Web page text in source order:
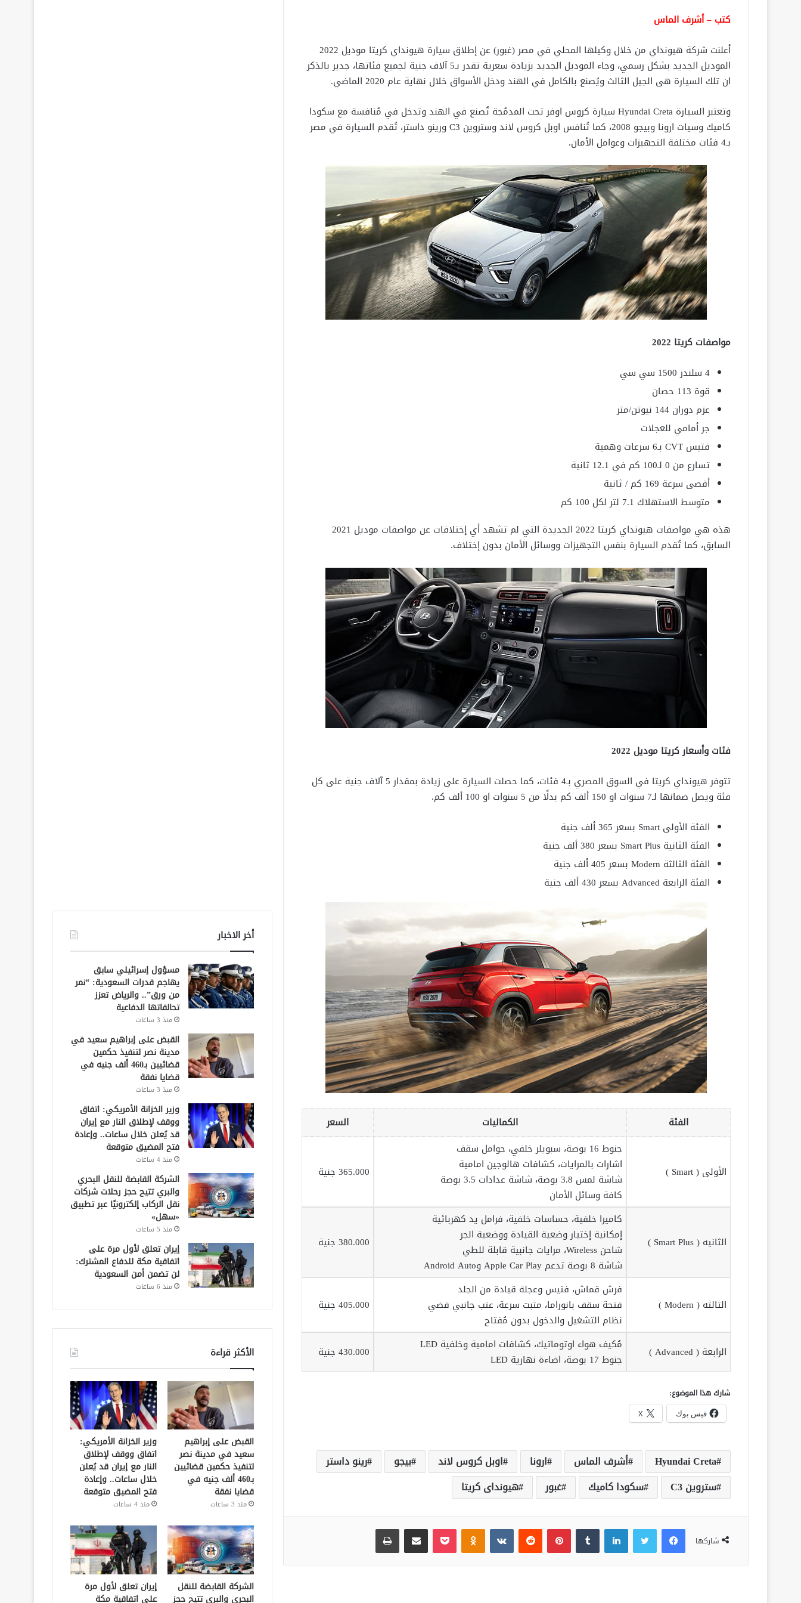
كتب – أشرف الماس
أعلنت شركة هيونداي من خلال وكيلها المحلي في مصر (غبور) عن إطلاق سيارة هيونداي كريتا موديل 2022
الموديل الجديد بشكل رسمي، وجاء الموديل الجديد بزيادة سعرية تقدر بـ5 آلاف جنية لجميع فئاتها، جدير بالذكر
ان تلك السيارة هى الجيل الثالث ويُصنع بالكامل في الهند ودخل الأسواق خلال نهاية عام 2020 الماضي.
وتعتبر السيارة Hyundai Creta سيارة كروس اوفر تحت المدمُجة تُصنع في الهند وتدخل في مُنافسة مع سكودا
كاميك وسيات ارونا وبيجو 2008، كما تُنافس اوبل كروس لاند وستروين C3 ورينو داستر، تُقدم السيارة في مصر
بـ4 فئات مختلفة التجهيزات وعوامل الأمان.
مواصفات كريتا 2022
4 سلندر 1500 سي سي
قوة 113 حصان
عزم دوران 144 نيوتن/متر
جر أمامي للعجلات
فتيس CVT بـ6 سرعات وهمية
تسارع من 0 لـ100 كم في 12.1 ثانية
أقصى سرعة 169 كم / ثانية
متوسط الاستهلاك 7.1 لتر لكل 100 كم
هذه هي مواصفات هيونداي كريتا 2022 الجديدة التي لم تشهد أي إختلافات عن مواصفات موديل 2021
السابق، كما تُقدم السيارة بنفس التجهيزات ووسائل الأمان بدون إختلاف.
فئات وأسعار كريتا موديل 2022
تتوفر هيونداي كريتا في السوق المصري بـ4 فئات، كما حصلت السيارة على زيادة بمقدار 5 آلاف جنية على كل
فئة ويصل ضمانها لـ7 سنوات او 150 ألف كم بدلًا من 5 سنوات او 100 ألف كم.
الفئة الأولى Smart بسعر 365 ألف جنية
الفئة الثانية Smart Plus بسعر 380 ألف جنية
الفئة الثالثة Modern بسعر 405 ألف جنية
الفئة الرابعة Advanced بسعر 430 ألف جنية
الفئة الكماليات السعر
الأولى ( Smart )
جنوط 16 بوصة، سبويلر خلفي، حوامل سقف
اشارات بالمرايات، كشافات هالوجين امامية
شاشة لمس 3.8 بوصة، شاشة عدادات 3.5 بوصة
كافة وسائل الأمان
365.000 جنية
الثانيه ( Smart Plus )
كاميرا خلفية، حساسات خلفية، فرامل يد كهربائية
إمكانية إختيار وضعية القيادة ووضعية الجر
شاحن Wireless، مرايات جانبية قابلة للطي
شاشة 8 بوصة تدعم Apple Car Play وAndroid Auto
380.000 جنية
الثالثه ( Modern )
فرش قماش، فتيس وعجلة قيادة من الجلد
فتحة سقف بانوراما، مثبت سرعة، عتب جانبي فضي
نظام التشغيل والدخول بدون مُفتاح
405.000 جنية
الرابعة ( Advanced )
مُكيف هواء اوتوماتيك، كشافات امامية وخلفية LED
جنوط 17 بوصة، اضاءة نهارية LED
430.000 جنية
شارك هذا الموضوع:
فيس بوك X
Hyundai Creta أشرف الماس ارونا اوبل كروس لاند بيجو
رينو داستر
ستروين C3
سكودا كاميك غبور هيونداى كريتا
شاركها
فيسبوك لينكدإن بينتيريست بوكيت
أخر الاخبار
مسؤول إسرائيلي سابق
يهاجم قدرات السعودية: “نمر
من ورق”.. والرياض تعزز
تحالفاتها الدفاعية
منذ 3 ساعات
القبض على إبراهيم سعيد في
مدينة نصر لتنفيذ حكمين
قضائيين بـ460 ألف جنيه في
قضايا نفقة
منذ 3 ساعات
وزير الخزانة الأمريكي: اتفاق
ووقف لإطلاق النار مع إيران
قد يُعلن خلال ساعات.. وإعادة
فتح المضيق متوقعة
منذ 4 ساعات
الشركة القابضة للنقل البحري
والبري تتيح حجز رحلات شركات
نقل الركاب إلكترونيًا عبر تطبيق
«سهل»
منذ 5 ساعات
إيران تعلق لأول مرة على
اتفاقية مكة للدفاع المشترك:
لن تضمن أمن السعودية
منذ 6 ساعات
الأكثر قراءة
القبض على إبراهيم
سعيد في مدينة نصر
لتنفيذ حكمين قضائيين
بـ460 ألف جنيه في
قضايا نفقة
منذ 3 ساعات
وزير الخزانة الأمريكي:
اتفاق ووقف لإطلاق
النار مع إيران قد يُعلن
خلال ساعات.. وإعادة
فتح المضيق متوقعة
منذ 4 ساعات
الشركة القابضة للنقل
البحري والبري تتيح حجز
إيران تعلق لأول مرة
على اتفاقية مكة